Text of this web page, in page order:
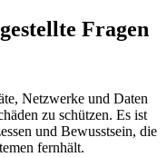
Fragen
Netzwerke und Daten
zu schützen. Es ist
und Bewusstsein, die
fernhält.